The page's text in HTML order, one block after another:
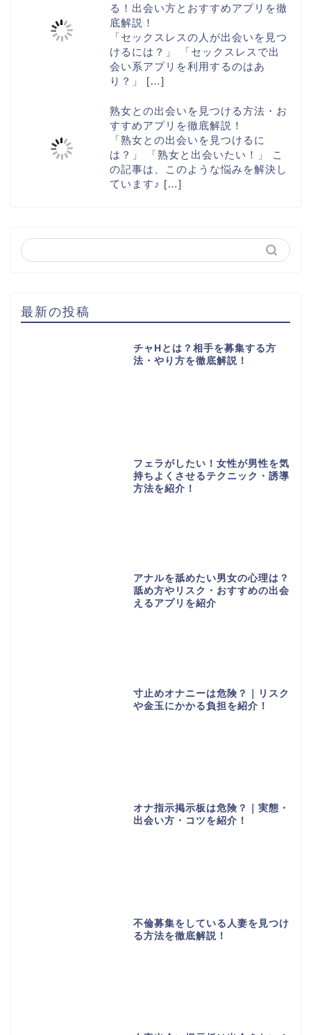
る！出会い方とおすすめアプリを徹
底解説！
「セックスレスの人が出会いを見つ
けるには？」 「セックスレスで出
会い系アプリを利用するのはあ
り？」 […]
熟女との出会いを見つける方法・お
すすめアプリを徹底解説！
「熟女との出会いを見つけるに
は？」 「熟女と出会いたい！」 こ
の記事は、このような悩みを解決し
ています♪ […]
最新の投稿
チャHとは？相手を募集する方
法・やり方を徹底解説！
フェラがしたい！女性が男性を気
持ちよくさせるテクニック・誘導
方法を紹介！
アナルを舐めたい男女の心理は？
舐め方やリスク・おすすめの出会
えるアプリを紹介
寸止めオナニーは危険？｜リスク
や金玉にかかる負担を紹介！
オナ指示掲示板は危険？｜実態・
出会い方・コツを紹介！
不倫募集をしている人妻を見つけ
る方法を徹底解説！